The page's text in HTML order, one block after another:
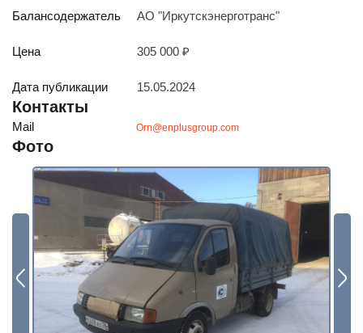
с 8:00 до 17:15
ПОДПИШИТЕСЬ НА НАШУ РАССЫЛКУ
И бесплатно получайте ценную информацию
Будьте всегда в курсе
Балансодержатель АО "Иркутскэнерготранс"
Цена 305 000 ₽
Дата публикации 15.05.2024
Контакты
Mail Orn@enplusgroup.com
Фото